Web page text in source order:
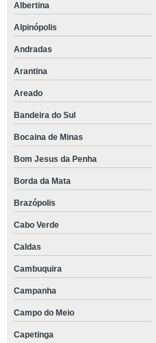
Albertina
Alpinópolis
Andradas
Arantina
Areado
Bandeira do Sul
Bocaina de Minas
Bom Jesus da Penha
Borda da Mata
Brazópolis
Cabo Verde
Caldas
Cambuquira
Campanha
Campo do Meio
Capetinga